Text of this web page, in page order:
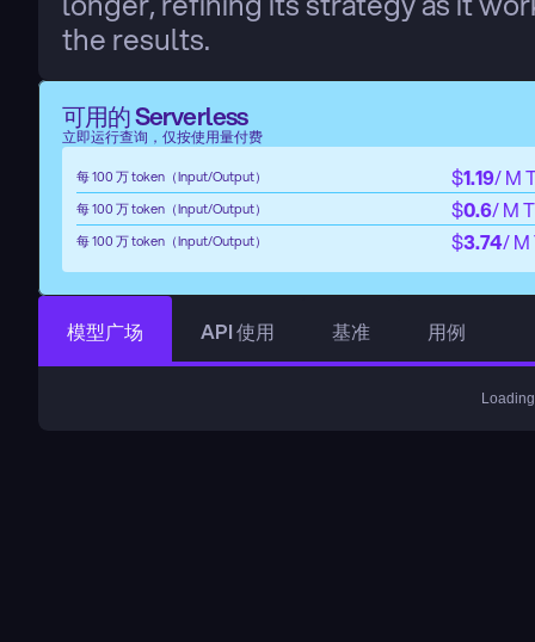
the results.
可用的 Serverless
立即运行查询，仅按使用量付费
每 100 万 token（Input/Output） $1.19/ M
每 100 万 token（Input/Output） $0.6/ M
每 100 万 token（Input/Output） $3.74/ M
模型广场 API 使用 基准 用例